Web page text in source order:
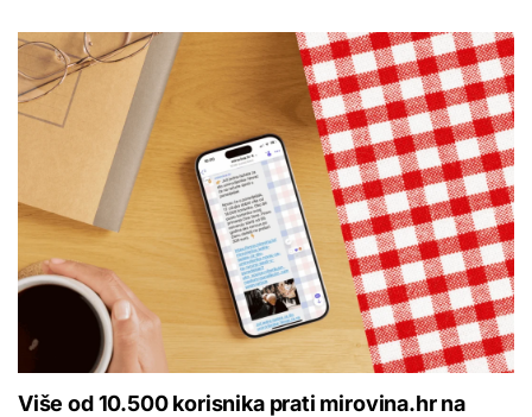
Više od 10.500 korisnika prati mirovina.hr na